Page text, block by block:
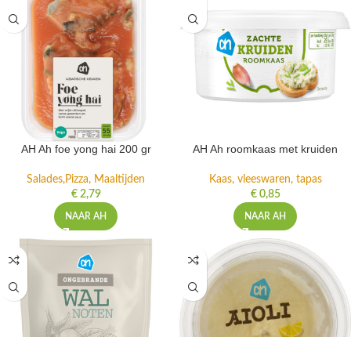
AH Ah foe yong hai 200 gr
Salades,Pizza, Maaltijden
€2,79
NAAR AH
AH Ah roomkaas met kruiden
Kaas, vleeswaren, tapas
€0,85
NAAR AH